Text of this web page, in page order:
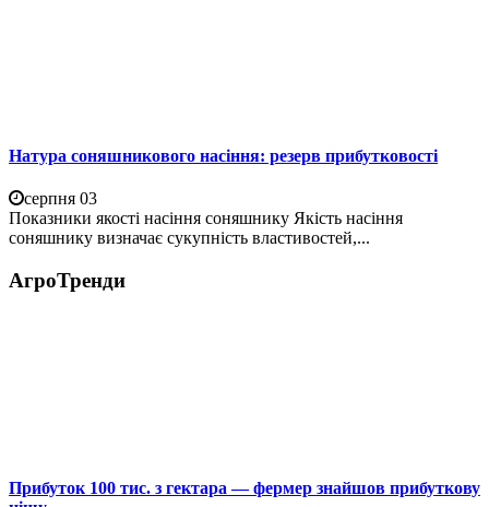
Натура соняшникового насіння: резерв прибутковості
серпня 03
Показники якості насіння соняшнику Якість насіння
соняшнику визначає сукупність властивостей,...
АгроТренди
Прибуток 100 тис. з гектара — фермер знайшов прибуткову